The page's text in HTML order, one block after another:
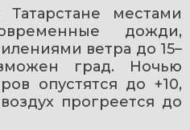
местами
дожди,
ветра до 15–
град. Ночью
опустятся до +10,
прогреется до